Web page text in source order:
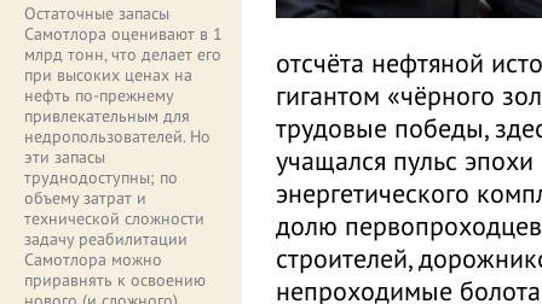
Остаточные запасы
Самотлора оценивают в 1
млрд тонн, что делает его
при высоких ценах на
нефть по-прежнему
привлекательным для
недропользователей. Но
эти запасы
труднодоступны; по
объему затрат и
технической сложности
задачу реабилитации
Самотлора можно
приравнять к освоению
отсчёта нефтяной
гигантом «чёрного
трудовые победы,
учащался пульс
энергетического
долю
строителей,
непроходимые